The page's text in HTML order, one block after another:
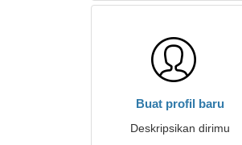
Buat profil baru
Deskripsikan dirimu